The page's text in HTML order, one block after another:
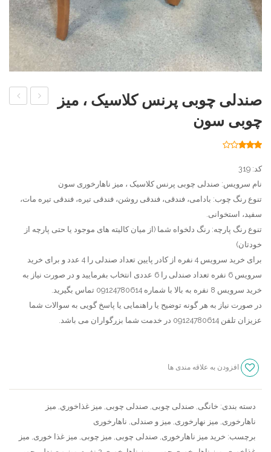
میز
صندلی چوبی پرنس کلاسیک ، میز
چوبی سون
از 5
امتیاز
مشتری
کد: 319
نام سرویس: صندلی چوبی پرنس کلاسیک ، میز ناهارخوری سون
تنوع رنگ چوب: بادامی، فندقی، فندقی روشن، فندقی تیره، فندقی تیره مات،
سفید، استخوانی.
تنوع رنگ پارچه: رنگ دلخواه شما (از میان کالیته های موجود یا حتی پارچه از
خودتان)
برای خرید سرویس 4 نفره از کادر پایین تعداد صندلی را 4 عدد و برای خرید
سرویس 6 نفره تعداد صندلی را 6 عددی انتخاب بفرمایید و در صورت نیاز به
خرید سرویس 8 نفره به بالا با شماره 09124780614 تماس بگیرید.
در صورت نیاز به هر گونه توضیح یا راهنمایی یا پاسخ گویی به سوالات شما
عزیزان تلفن 09124780614 در خدمت شما بزرگواران می باشد.
افزودن به علاقه مندی ها
دسته بندی: خانگی صندلی چوبی صندلی چوبی ميز غذاخوري میز
ناهارخوری میز نهارخوری میز و صندلی ناهارخوری
برچسب: خرید میز ناهارخوری صندلی چوبی میز چوبی میز غذا خوری میز